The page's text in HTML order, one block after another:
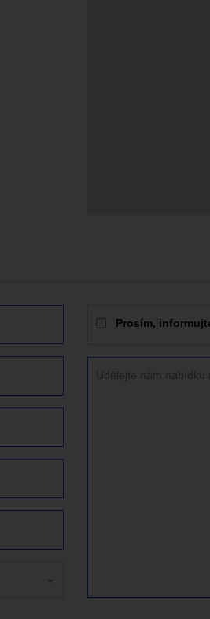
Prosím,